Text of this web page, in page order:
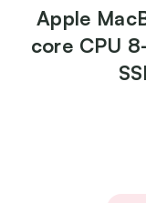
Apple
core CPU